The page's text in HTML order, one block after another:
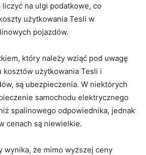
‍na ulgi podatkowe, ‌co
użytkowania Tesli w‌
pojazdów.
który należy⁣ wziąć pod uwagę
kosztów‍ użytkowania Tesli i
⁣są ubezpieczenia. W niektórych
samochodu elektrycznego⁤
spalinowego odpowiednika, jednak
cenach są niewielkie.
wynika, że mimo wyższej ceny